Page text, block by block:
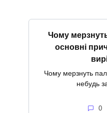
Чому
основні
Чому мерзнуть
небудь
0